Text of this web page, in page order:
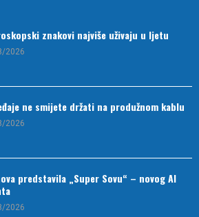
znakovi najviše uživaju u ljetu
2026
ne smijete držati na produžnom kablu
2026
predstavila „Super Sovu“ – novog AI
2026